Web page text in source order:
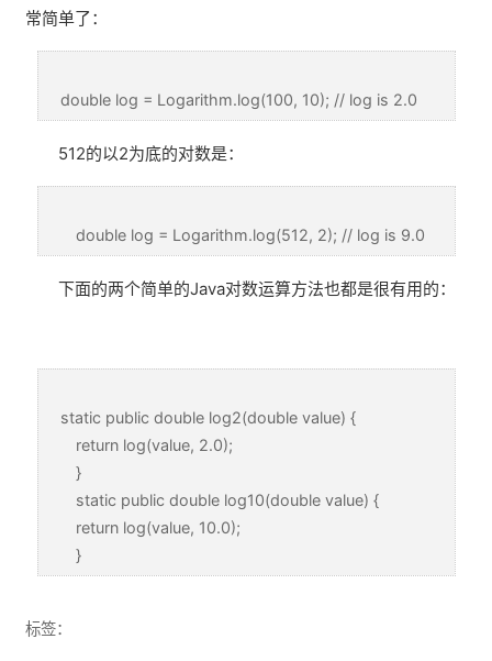
常简单了：
double log = Logarithm.log(100, 10); // log is 2.0
512的以2为底的对数是：
double log = Logarithm.log(512, 2); // log is 9.0
下面的两个简单的Java对数运算方法也都是很有用的：
static public double log2(double value) {
return log(value, 2.0);
}
static public double log10(double value) {
return log(value, 10.0);
}
标签：